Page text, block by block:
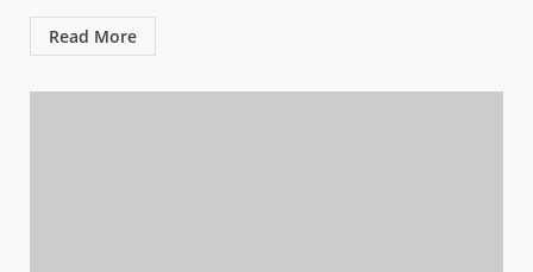
Read More